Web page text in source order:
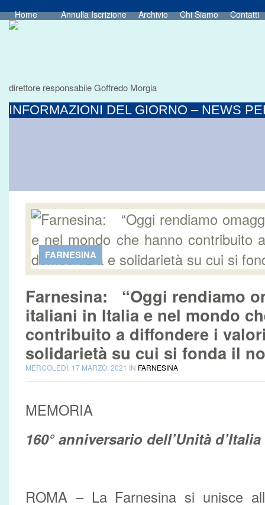
Home Annulla Iscrizione Archivio Chi Siamo Contatti
direttore responsabile Goffredo Morgia
INFORMAZIONI DEL GIORNO – NEWS
FARNESINA
Farnesina: “Oggi rendiamo
italiani in Italia e nel mondo
contribuito a diffondere i
solidarietà su cui si fonda il
MERCOLEDÌ, 17 MARZO, 2021 IN FARNESINA
MEMORIA
160° anniversario dell’Unità d’Italia
ROMA – La Farnesina si unisce